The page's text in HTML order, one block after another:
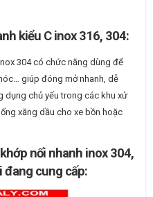
kiểu C inox 316, 304:
304 có chức năng dùng để
giúp đóng mở nhanh, dễ
dụng chủ yếu trong các khu xử
xăng dầu cho xe bồn hoặc
nối nhanh inox 304,
đang cung cấp: